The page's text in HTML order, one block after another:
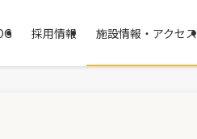
採用情報 施設情報・アクセス